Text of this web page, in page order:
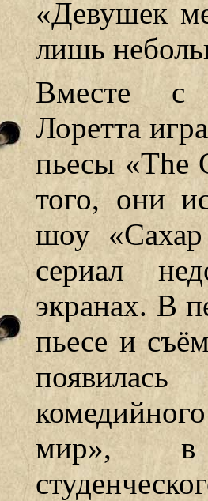
«Девушек
лишь
Вместе с
Лоретта
пьесы «The
того, они
шоу
сериал
экранах. В
пьесе и
мир», в